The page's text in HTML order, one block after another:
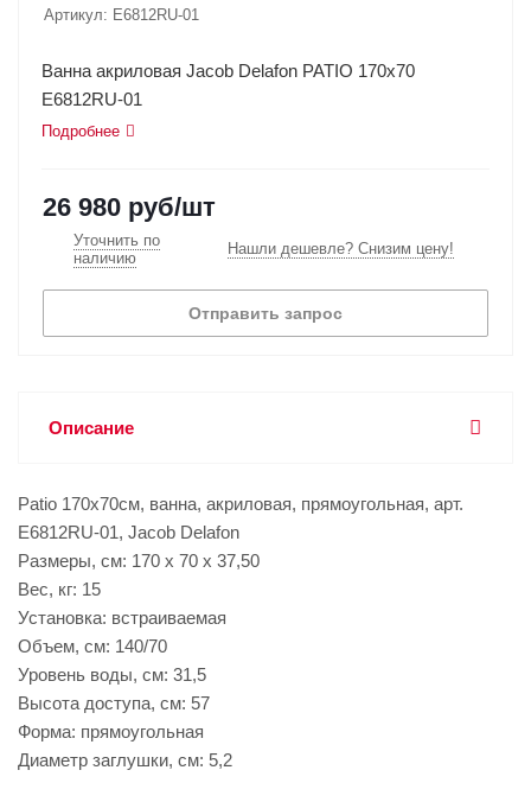
Артикул: E6812RU-01
Ванна акриловая Jacob Delafon PATIO 170х70
E6812RU-01
Подробнее
26 980 руб/шт
Уточнить по
наличию
Нашли дешевле? Снизим цену!
Отправить запрос
Описание
Patio 170х70см, ванна, акриловая, прямоугольная, арт.
E6812RU-01, Jacob Delafon
Размеры, см: 170 x 70 x 37,50
Вес, кг: 15
Установка: встраиваемая
Объем, см: 140/70
Уровень воды, см: 31,5
Высота доступа, см: 57
Форма: прямоугольная
Диаметр заглушки, см: 5,2